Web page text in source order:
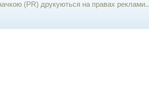
(PR) друкуються на правах реклами..